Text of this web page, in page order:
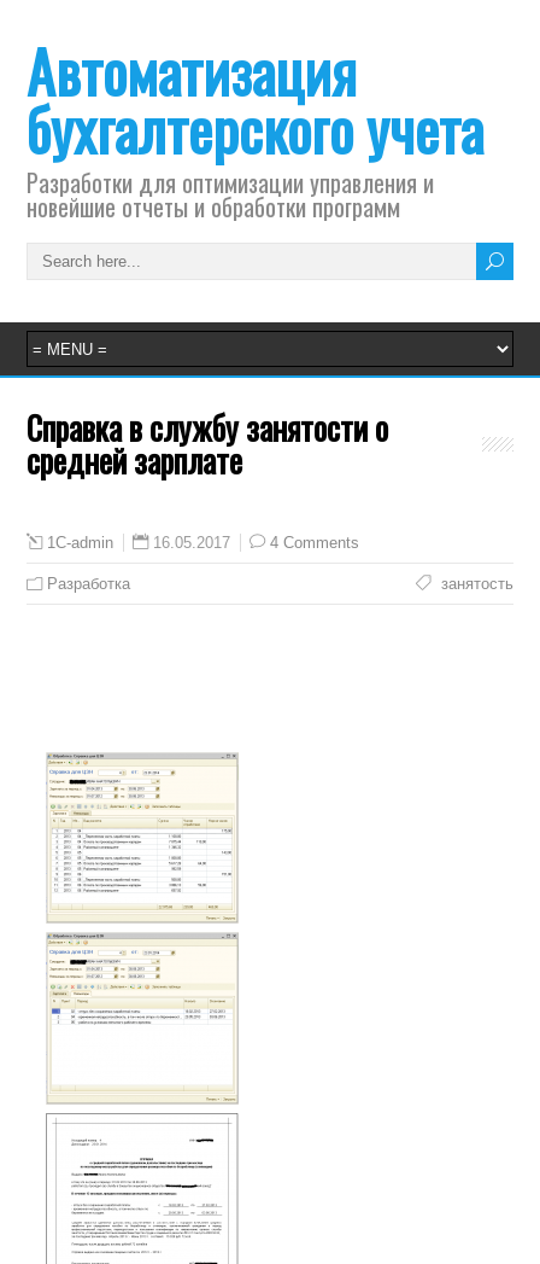
Автоматизация
бухгалтерского учета
Разработки для оптимизации управления и
новейшие отчеты и обработки программ
Справка в службу занятости о
средней зарплате
1C-admin 16.05.2017 4 Comments
Разработка занятость